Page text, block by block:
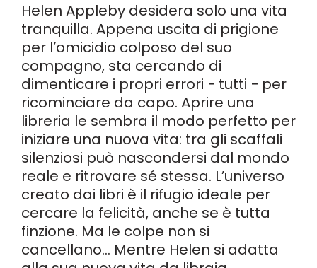
Helen Appleby desidera solo una vita
tranquilla. Appena uscita di prigione
per l’omicidio colposo del suo
compagno, sta cercando di
dimenticare i propri errori − tutti − per
ricominciare da capo. Aprire una
libreria le sembra il modo perfetto per
iniziare una nuova vita: tra gli scaffali
silenziosi può nascondersi dal mondo
reale e ritrovare sé stessa. L’universo
creato dai libri è il rifugio ideale per
cercare la felicità, anche se è tutta
finzione. Ma le colpe non si
cancellano… Mentre Helen si adatta